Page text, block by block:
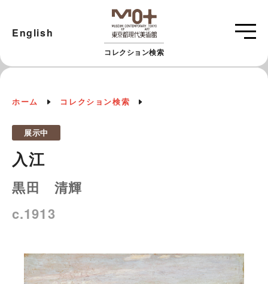
コレクション検索
English
ホーム コレクション検索
展示中
入江
黒田 清輝
c.1913